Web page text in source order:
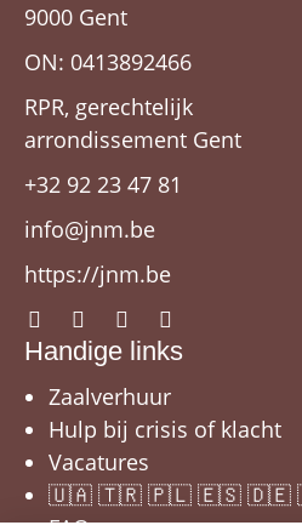
9000 Gent
ON: 0413892466
RPR, gerechtelijk
arrondissement Gent
+32 92 23 47 81
info@jnm.be
https://jnm.be
Handige links
Zaalverhuur
Hulp bij crisis of klacht
Vacatures
🇺🇦 🇹🇷 🇵🇱 🇪🇸 🇩🇪